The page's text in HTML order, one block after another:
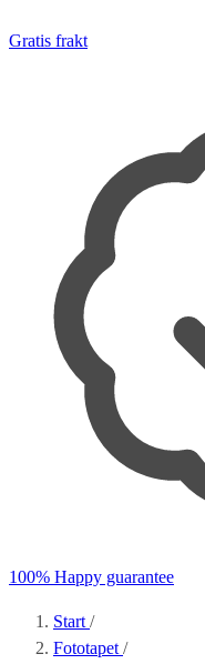
Gratis frakt
100% Happy guarantee
Start /
Fototapet /